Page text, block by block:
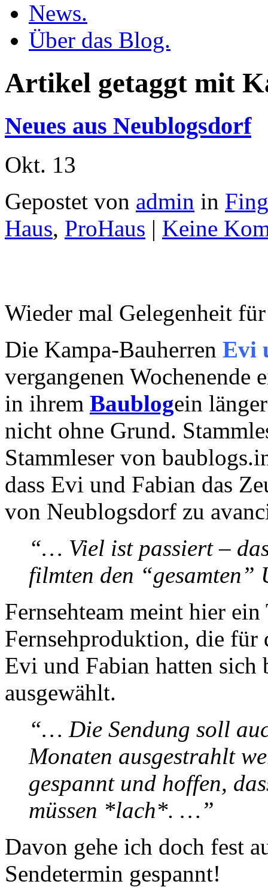
News.
Über das Blog.
Artikel getaggt mit
Neues aus Neublogsdorf
Okt. 13
Gepostet von admin in
Haus, ProHaus | Keine
Wieder mal Gelegenheit
Die Kampa-Bauherren Evi
vergangenen Wochenende
in ihrem Baublogein
nicht ohne Grund.
Stammleser von
dass Evi und Fabian das
von Neublogsdorf zu
“… Viel ist passiert –
filmten den
Fernsehteam meint hier
Fernsehproduktion, die für
Evi und Fabian hatten sich
ausgewählt.
“… Die Sendung soll
Monaten ausgestrahlt
gespannt und hoffen,
müssen *lach*. …”
Davon gehe ich doch fest
Sendetermin gespannt!